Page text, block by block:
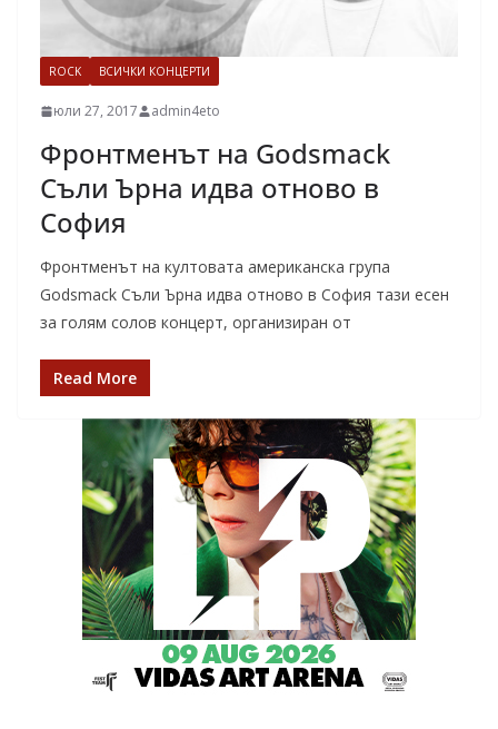
ROCK ВСИЧКИ КОНЦЕРТИ
юли 27, 2017 admin4eto
Фронтменът на Godsmack
Съли Ърна идва отново в
София
Фронтменът на култовата американска група
Godsmack Съли Ърна идва отново в София тази есен
за голям солов концерт, организиран от
Read More